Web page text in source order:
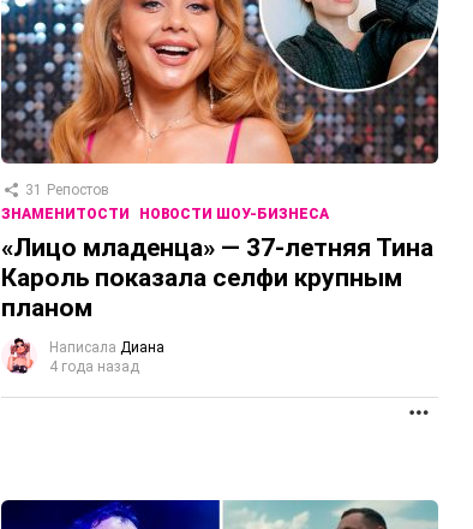
31 Репостов
ЗНАМЕНИТОСТИ
НОВОСТИ ШОУ-БИЗНЕСА
«Лицо младенца» — 37-летняя Тина
Кароль показала селфи крупным
планом
Написала Диана
4 года назад